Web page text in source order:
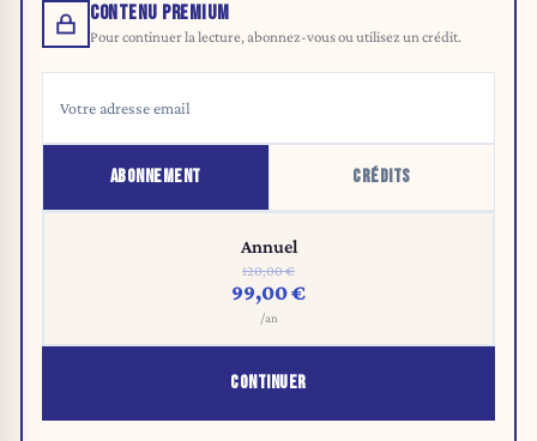
CONTENU PREMIUM
Pour continuer la lecture, abonnez-vous ou utilisez un crédit.
ABONNEMENT CRÉDITS
Annuel
120,00 €
99,00 €
/an
CONTINUER